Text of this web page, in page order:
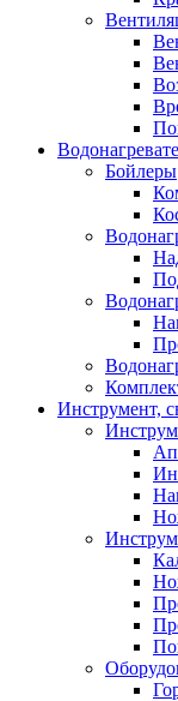
Бойлеры
Инструмент,